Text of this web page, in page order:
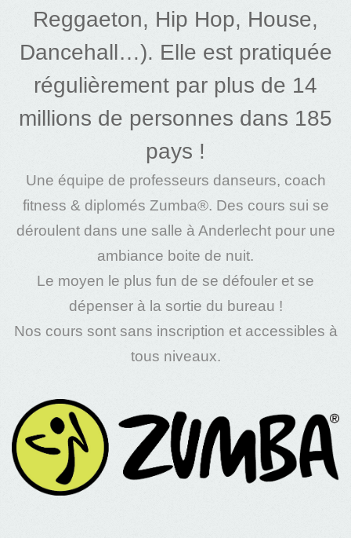
Reggaeton, Hip Hop, House,
Dancehall…). Elle est pratiquée
régulièrement par plus de 14
millions de personnes dans 185
pays !
Une équipe de professeurs danseurs, coach
fitness & diplomés Zumba®. Des cours sui se
déroulent dans une salle à Anderlechtpour une
ambiance boite de nuit.
Le moyen le plus fun de se défouler et se
dépenser à la sortie du bureau !
Nos cours sont sans inscription et accessibles à
tous niveaux.